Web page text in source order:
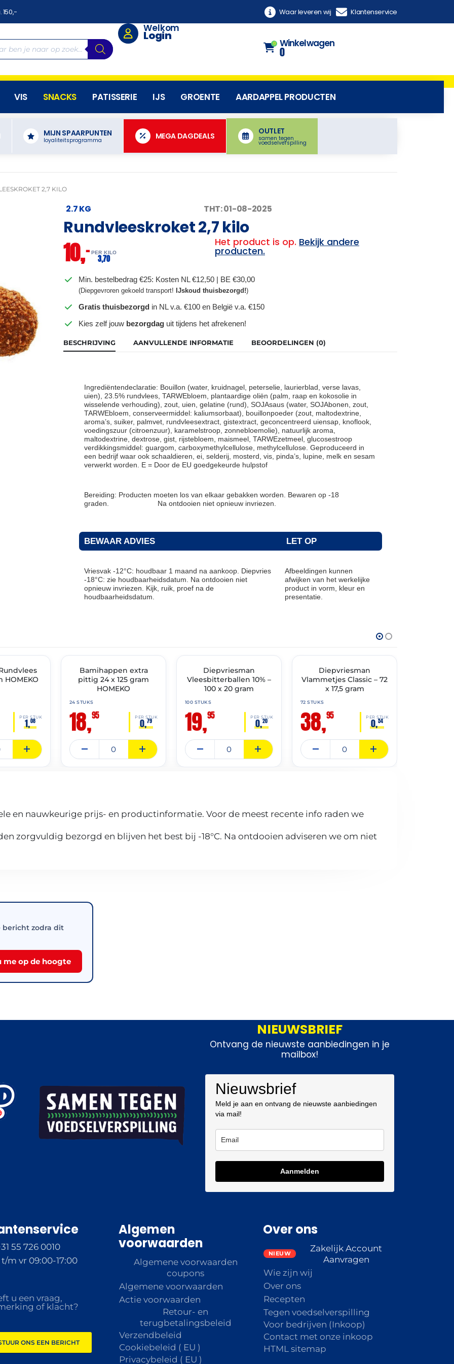
150,- Waar leveren wij Klantenservice
Welkom
Login
0 Winkelwagen
0
VIS SNACKS PATISSERIE IJS GROENTE AARDAPPEL PRODUCTEN
MIJN SPAARPUNTEN
loyaliteitsprogramma MEGA DAGDEALS
OUTLET
samen tegen
voedselverspilling
2,7 KILO
2.7 KG THT: 01-08-2025
Rundvleeskroket 2,7 kilo
10,– PER KILO
3,70
Het product is op. Bekijk andere
producten.
Min. bestelbedrag €25: Kosten NL €12,50 | BE €30,00
(Diepgevroren gekoeld transport!IJskoud thuisbezorgd!)
Gratis thuisbezorgd in NL v.a. €100 en België v.a. €150
Kies zelf jouw bezorgdag uit tijdens het afrekenen!
BESCHRIJVING AANVULLENDE INFORMATIE BEOORDELINGEN (0)
Ingrediëntendeclaratie: Bouillon (water, kruidnagel, peterselie, laurierblad, verse lavas,
uien), 23.5% rundvlees, TARWEbloem, plantaardige oliën (palm, raap en kokosolie in
wisselende verhouding), zout, uien, gelatine (rund), SOJAsaus (water, SOJAbonen, zout,
TARWEbloem, conserveermiddel: kaliumsorbaat), bouillonpoeder (zout, maltodextrine,
aroma’s, suiker, palmvet, rundvleesextract, gistextract, geconcentreerd uiensap, knoflook,
voedingszuur (citroenzuur), karamelstroop, zonnebloemolie), natuurlijk aroma,
maltodextrine, dextrose, gist, rijstebloem, maismeel, TARWEzetmeel, glucosestroop
verdikkingsmiddel: guargom, carboxymethylcellulose, methylcellulose. Geproduceerd in
een bedrijf waar ook schaaldieren, ei, selderij, mosterd, vis, pinda’s, lupine, melk en sesam
verwerkt worden. E = Door de EU goedgekeurde hulpstof
Bereiding: Producten moeten los van elkaar gebakken worden. Bewaren op -18
graden. Na ontdooien niet opnieuw invriezen.
BEWAAR ADVIES LET OP
Vriesvak -12°C: houdbaar 1 maand na aankoop. Diepvries
-18°C: zie houdbaarheidsdatum. Na ontdooien niet
opnieuw invriezen. Kijk, ruik, proef na de
houdbaarheidsdatum.
Afbeeldingen kunnen
afwijken van het werkelijke
product in vorm, kleur en
presentatie.
HOMEKO
PER STUK
1,08
✓ VAST ASSORTIMENT
Bamihappen extra
pittig 24 x 125 gram
HOMEKO
24 STUKS
18,95 PER STUK
0,79
✓ VAST ASSORTIMENT
Diepvriesman
Vleesbitterballen 10% –
100 x 20 gram
100 STUKS
19,95 PER STUK
0,20
✓ VAST ASSORTIMENT
Diepvriesman
Vlammetjes Classic – 72
x 17,5 gram
72 STUKS
38,95 PER STUK
0,54
en nauwkeurige prijs- en productinformatie. Voor de meest recente info raden we
zorgvuldig bezorgd en blijven het best bij -18°C. Na ontdooien adviseren we om niet
bericht zodra dit
me op de hoogte
NIEUWSBRIEF
Ontvang de nieuwste aanbiedingen in je
mailbox!
Nieuwsbrief
Meld je aan en ontvang de nieuwste aanbiedingen
via mail!
Aanmelden
55 726 0010
m vr 09:00-17:00
u een vraag,
of klacht?
ONS EEN BERICHT
Algemen
voorwaarden
Algemene voorwaarden
coupons
Algemene voorwaarden
Actie voorwaarden
Retour- en
terugbetalingsbeleid
Verzendbeleid
Cookiebeleid ( EU )
Privacybeleid ( EU )
Over ons
Zakelijk Account
Aanvragen
Wie zijn wij
Over ons
Recepten
Tegen voedselverspilling
Voor bedrijven (Inkoop)
Contact met onze inkoop
HTML sitemap